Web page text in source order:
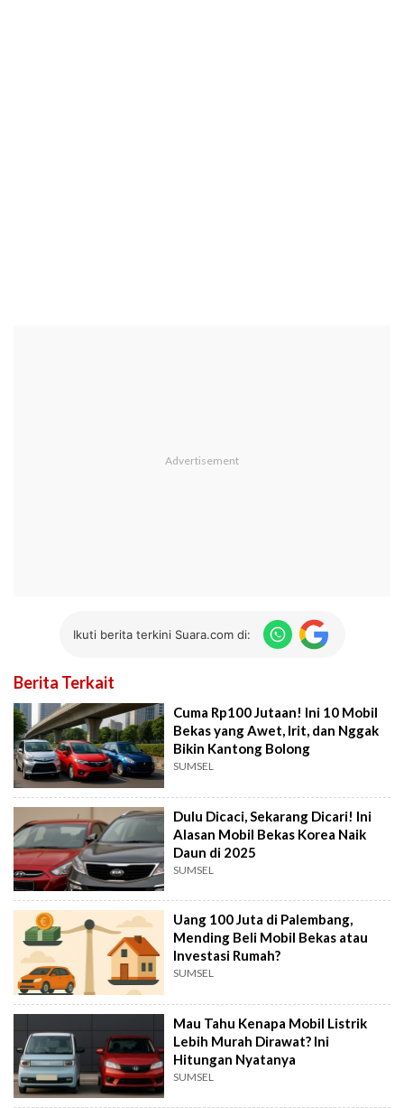
Ikuti berita terkini Suara.com di:
Berita Terkait
Cuma Rp100 Jutaan! Ini 10 Mobil
Bekas yang Awet, Irit, dan Nggak
Bikin Kantong Bolong
SUMSEL
Dulu Dicaci, Sekarang Dicari! Ini
Alasan Mobil Bekas Korea Naik
Daun di 2025
SUMSEL
Uang 100 Juta di Palembang,
Mending Beli Mobil Bekas atau
Investasi Rumah?
SUMSEL
Mau Tahu Kenapa Mobil Listrik
Lebih Murah Dirawat? Ini
Hitungan Nyatanya
SUMSEL